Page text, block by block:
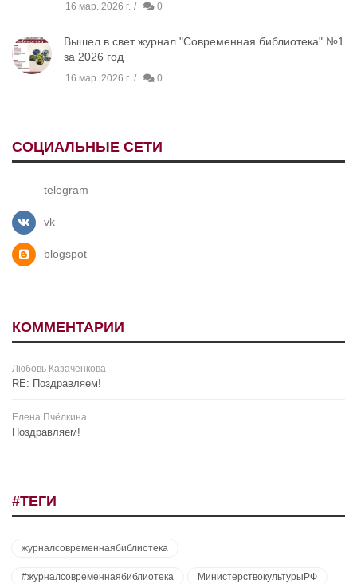
16 мар. 2026 г. 0
Вышел в свет журнал "Современная библиотека" №1
за 2026 год
16 мар. 2026 г. 0
СОЦИАЛЬНЫЕ СЕТИ
telegram
vk
blogspot
КОММЕНТАРИИ
Любовь Казаченкова
RE: Поздравляем!
Елена Пчёлкина
Поздравляем!
#ТЕГИ
журналсовременнаябиблиотека
#журналсовременнаябиблиотека МинистерствокультурыРФ